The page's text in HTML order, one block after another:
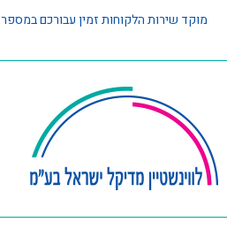
מוקד שירות הלקוחות זמין עבורכם במספר 1700-50-60-15